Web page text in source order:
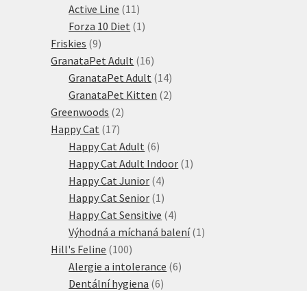
produktů
Active Line 11 11
produktů
Forza 10 Diet 1 1
Friskies 99
produktů
GranataPet Adult 1616
produktů
GranataPet Adult 1414
produktů
GranataPet Kitten 22
Greenwoods 22
Happy Cat 1717
produktů
Happy Cat Adult 66
produktů
Happy Cat Adult Indoor 1 1
Happy Cat Junior 44
produkty
Happy Cat Senior 1 1
produkt
Happy Cat Sensitive 44
produkty
Výhodná a míchaná balení 1 1
Hill's Feline 100100
produktů
Alergie a intolerance 66
Dentální hygiena 66